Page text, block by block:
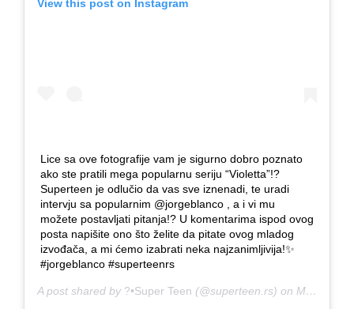
View this post on Instagram
Lice sa ove fotografije vam je sigurno dobro poznato
ako ste pratili mega popularnu seriju “Violetta”!?
Superteen je odlučio da vas sve iznenadi, te uradi
intervju sa popularnim @jorgeblanco , a i vi mu
možete postavljati pitanja!? U komentarima ispod ovog
posta napišite ono što želite da pitate ovog mladog
izvođača, a mi ćemo izabrati neka najzanimljivija!✨
#jorgeblanco #superteenrs
A post shared by ?•Super Teen (@superteen.rs) on Mar 31, 2020 at 1:22am PDT